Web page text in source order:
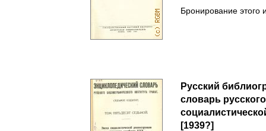
Бронирование этого
Русский
словарь
[1939?]